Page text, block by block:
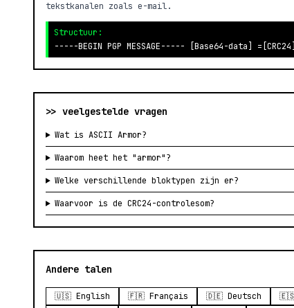
tekstkanalen zoals e-mail.
Structuur:
-----BEGIN PGP MESSAGE----- [Base64-data]
>> veelgestelde vragen
Wat is ASCII Armor?
Waarom heet het "armor"?
Welke verschillende bloktypen zijn er?
Waarvoor is de CRC24-controlesom?
Andere talen
🇺🇸 English 🇫🇷 Français 🇩🇪 Deutsch 🇪🇸